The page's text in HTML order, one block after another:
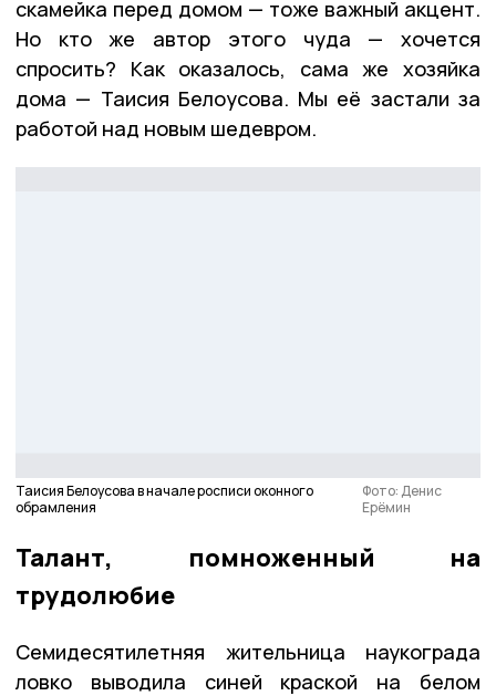
скамейка перед домом — тоже важный акцент.
Но кто же автор этого чуда — хочется
спросить? Как оказалось, сама же хозяйка
дома — Таисия Белоусова. Мы её застали за
работой над новым шедевром.
Таисия Белоусова в начале росписи оконного
обрамления
Фото: Денис
Ерёмин
Талант, помноженный на
трудолюбие
Семидесятилетняя жительница наукограда
ловко выводила синей краской на белом